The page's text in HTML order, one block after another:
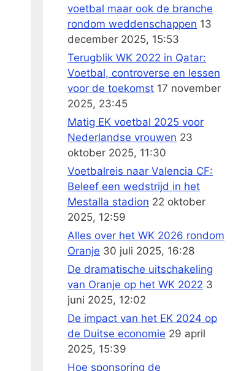
voetbal maar ook de branche
rondom weddenschappen 13
december 2025, 15:53
Terugblik WK 2022 in Qatar:
Voetbal, controverse en lessen
voor de toekomst 17 november
2025, 23:45
Matig EK voetbal 2025 voor
Nederlandse vrouwen 23
oktober 2025, 11:30
Voetbalreis naar Valencia CF:
Beleef een wedstrijd in het
Mestalla stadion 22 oktober
2025, 12:59
Alles over het WK 2026 rondom
Oranje 30 juli 2025, 16:28
De dramatische uitschakeling
van Oranje op het WK 2022 3
juni 2025, 12:02
De impact van het EK 2024 op
de Duitse economie 29 april
2025, 15:39
Hoe sponsoring de